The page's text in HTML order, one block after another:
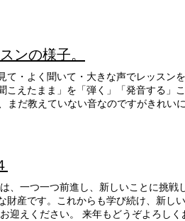
ンの様子。
て・よく聞いて・大きな声でレッスン
こえたまま」を「弾く」「発音する」
まだ教えていない音なのですがきれい
、一つ一つ前進し、新しいことに挑戦
財産です。これからも学び続け、新し
迎えください。 来年もどうぞよろし